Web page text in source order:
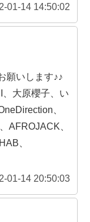
01-14 14:50:02
願いします♪♪
大原櫻子、い
、
AFROJACK、
、
01-14 20:50:03